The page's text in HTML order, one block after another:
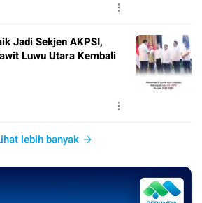
Jadi Sekjen AKPSI,
Luwu Utara Kembali
lebih banyak